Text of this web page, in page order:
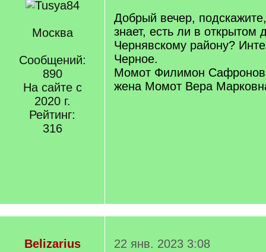
Москва
Сообщений:
890
На сайте с
2020 г.
Рейтинг:
316
Добрый вечер,
знает, есть ли в открытом
Чернявскому району?
Черное.
Момот Филимон
жена Момот Вера
Belizarius 22 янв. 2023 3:08